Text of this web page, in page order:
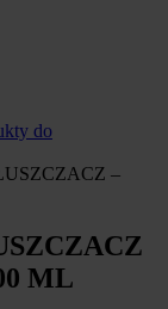
do
–
ML